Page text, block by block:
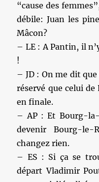
“cause des
débile: Juan les
Mâcon?
– LE : A Pantin, il
!
– JD : On me dit
réservé que celui
en finale.
– AP : Et Bourg-
devenir Bourg-le-
changez rien.
– ES : Si ça se
départ Vladimir